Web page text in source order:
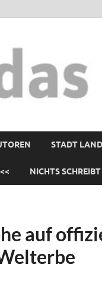
STADT LAND
NICHTS
auf